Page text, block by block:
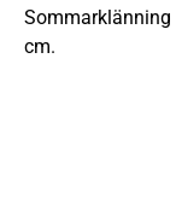
cm.